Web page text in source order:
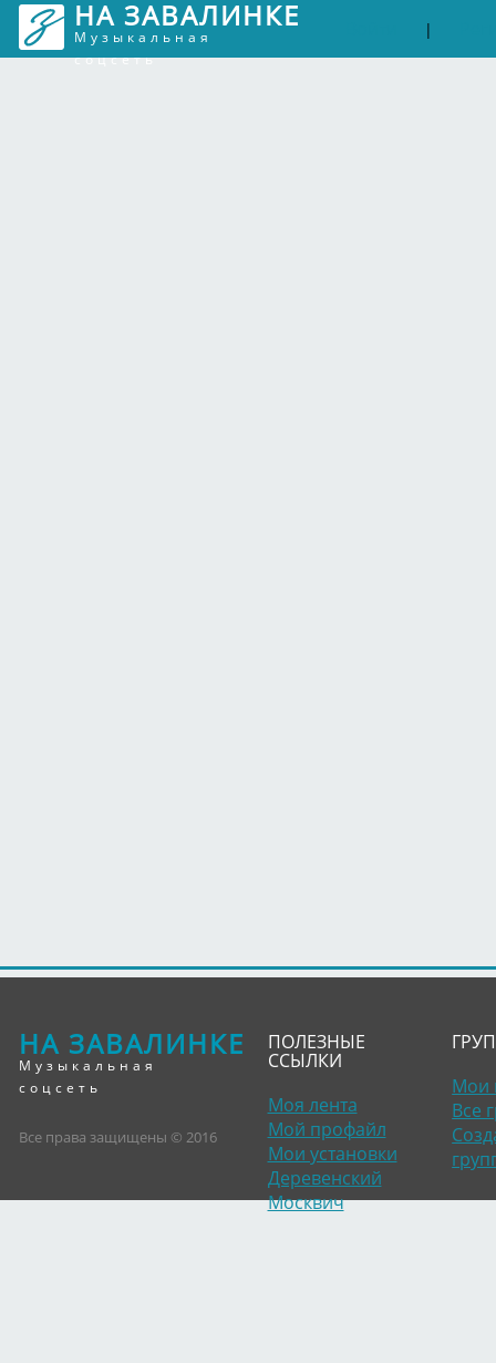
НА ЗАВАЛИНКЕ
Музыкальная
соцсеть
|
НА ЗАВАЛИНКЕ
Музыкальная
соцсеть
Все права защищены © 2016
ПОЛЕЗНЫЕ
ССЫЛКИ
Моя лента
Мой профайл
Мои установки
Деревенский
Москвич
Мои
Все